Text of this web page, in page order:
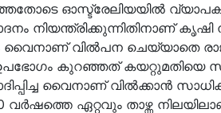
ഓസ്ട്രേലിയയിൽ
നിയന്ത്രിക്കുന്നിതിനാണ് കൃഷി
വൈനാണ് വിൽപന ചെയ്യാതെ
കുറഞ്ഞത് കയറ്റുമതിയെ
വൈനാണ് വിൽക്കാൻ
വർഷത്തെ ഏറ്റവും താഴ്ന്ന